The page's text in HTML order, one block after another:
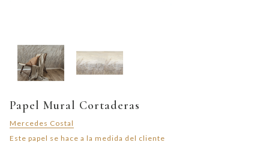
Papel Mural Cortaderas
Mercedes Costal
Este papel se hace a la medida del cliente